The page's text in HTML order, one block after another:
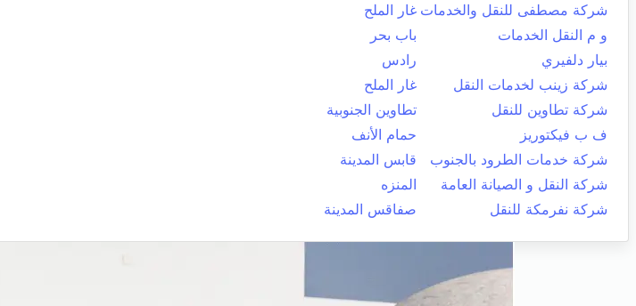
شركة مصطفى للنقل والخدمات غار الملح
و م النقل الخدمات
باب بحر
بيار دلفيري
رادس
شركة زينب لخدمات النقل
غار الملح
شركة تطاوين للنقل
تطاوين الجنوبية
ف ب فيكتوريز
حمام الأنف
شركة خدمات الطرود بالجنوب
قابس المدينة
شركة النقل و الصيانة العامة
المنزه
شركة نفرمكة للنقل
صفاقس المدينة